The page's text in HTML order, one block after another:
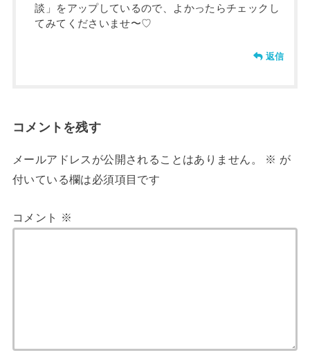
談」をアップしているので、よかったらチェックし
てみてくださいませ〜♡
返信
コメントを残す
メールアドレスが公開されることはありません。 ※ が
付いている欄は必須項目です
コメント ※